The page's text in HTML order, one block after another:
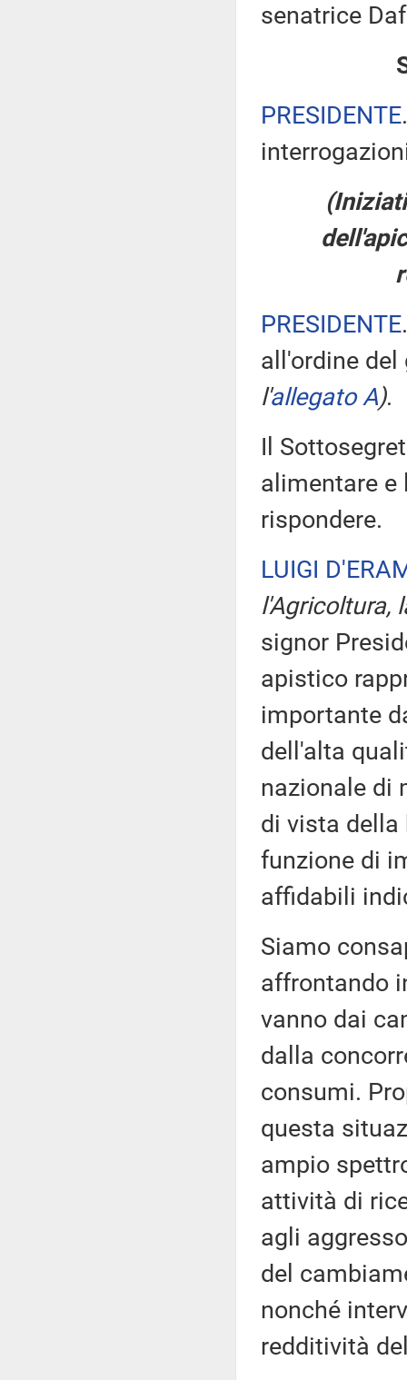
senatrice
PRESIDENTE
PRESIDENTE
all'ordine
l'allegato A).
Il
alimentare e
rispondere.
LUIGI
l'Agricoltura,
signor
apistico
importante
dell'alta
nazionale di
di vista della
funzione di
affidabili
Siamo
affrontando
vanno dai
dalla
consumi.
questa
ampio
attività di
agli
del
nonché
redditività